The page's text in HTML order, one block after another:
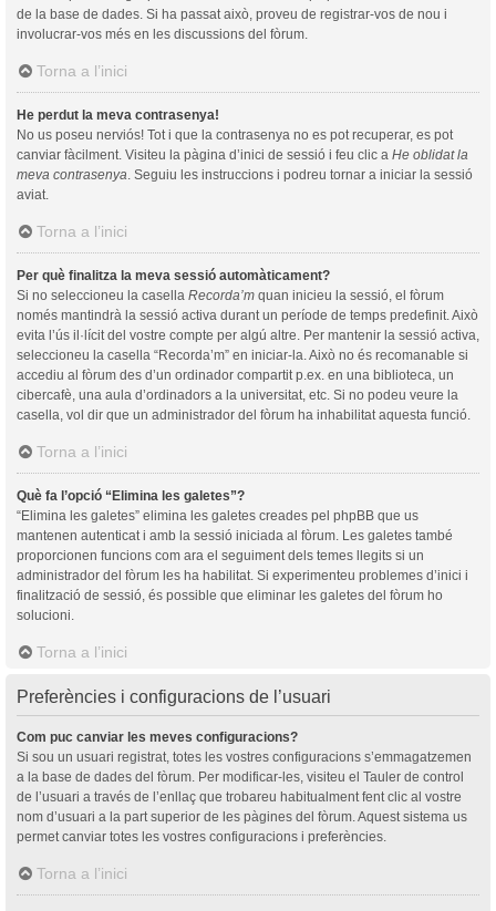
de la base de dades. Si ha passat això, proveu de registrar-vos de nou i
involucrar-vos més en les discussions del fòrum.
Torna a l’inici
He perdut la meva contrasenya!
No us poseu nerviós! Tot i que la contrasenya no es pot recuperar, es pot
canviar fàcilment. Visiteu la pàgina d’inici de sessió i feu clic a He oblidat la
meva contrasenya . Seguiu les instruccions i podreu tornar a iniciar la sessió
aviat.
Torna a l’inici
Per què finalitza la meva sessió automàticament?
Si no seleccioneu la casella Recorda’m quan inicieu la sessió, el fòrum
només mantindrà la sessió activa durant un període de temps predefinit. Això
evita l’ús il·lícit del vostre compte per algú altre. Per mantenir la sessió activa,
seleccioneu la casella “Recorda’m” en iniciar-la. Això no és recomanable si
accediu al fòrum des d’un ordinador compartit p.ex. en una biblioteca, un
cibercafè, una aula d’ordinadors a la universitat, etc. Si no podeu veure la
casella, vol dir que un administrador del fòrum ha inhabilitat aquesta funció.
Torna a l’inici
Què fa l’opció “Elimina les galetes”?
“Elimina les galetes” elimina les galetes creades pel phpBB que us
mantenen autenticat i amb la sessió iniciada al fòrum. Les galetes també
proporcionen funcions com ara el seguiment dels temes llegits si un
administrador del fòrum les ha habilitat. Si experimenteu problemes d’inici i
finalització de sessió, és possible que eliminar les galetes del fòrum ho
solucioni.
Torna a l’inici
Preferències i configuracions de l’usuari
Com puc canviar les meves configuracions?
Si sou un usuari registrat, totes les vostres configuracions s’emmagatzemen
a la base de dades del fòrum. Per modificar-les, visiteu el Tauler de control
de l’usuari a través de l’enllaç que trobareu habitualment fent clic al vostre
nom d’usuari a la part superior de les pàgines del fòrum. Aquest sistema us
permet canviar totes les vostres configuracions i preferències.
Torna a l’inici